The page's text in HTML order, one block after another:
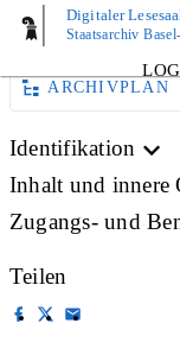
Digitaler
Staatsarchiv
BILD
ARCHIVPLAN
Identifikation
Inhalt und innere
Zugangs- und
Teilen